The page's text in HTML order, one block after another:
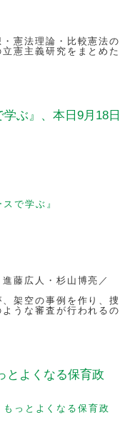
憲法理論・比較憲法の
憲主義研究をまとめた
ぶ』、本日9月18日
で学ぶ』
藤広人・杉山博亮／
架空の事例を作り、捜
うな審査が行われるの
とよくなる保育政
っとよくなる保育政